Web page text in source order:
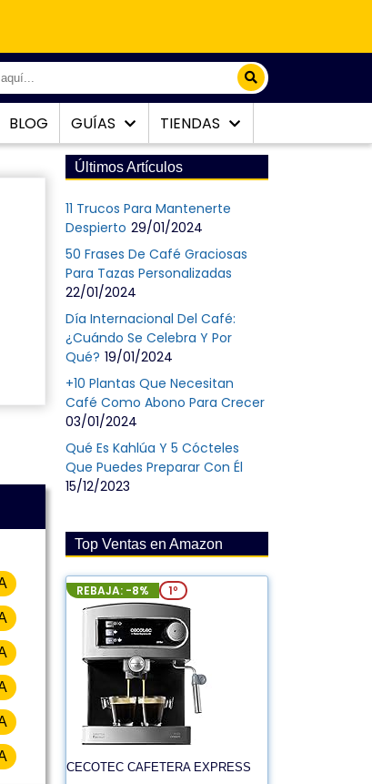
BLOG GUÍAS TIENDAS
Últimos Artículos
11 Trucos Para Mantenerte
Despierto 29/01/2024
50 Frases De Café Graciosas
Para Tazas Personalizadas
22/01/2024
Día Internacional Del Café:
¿Cuándo Se Celebra Y Por
Qué? 19/01/2024
+10 Plantas Que Necesitan
Café Como Abono Para Crecer
03/01/2024
Qué Es Kahlúa Y 5 Cócteles
Que Puedes Preparar Con Él
15/12/2023
Top Ventas en Amazon
REBAJA: -8% 1º
CECOTEC CAFETERA EXPRESS